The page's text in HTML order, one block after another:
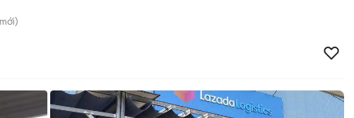
mới)